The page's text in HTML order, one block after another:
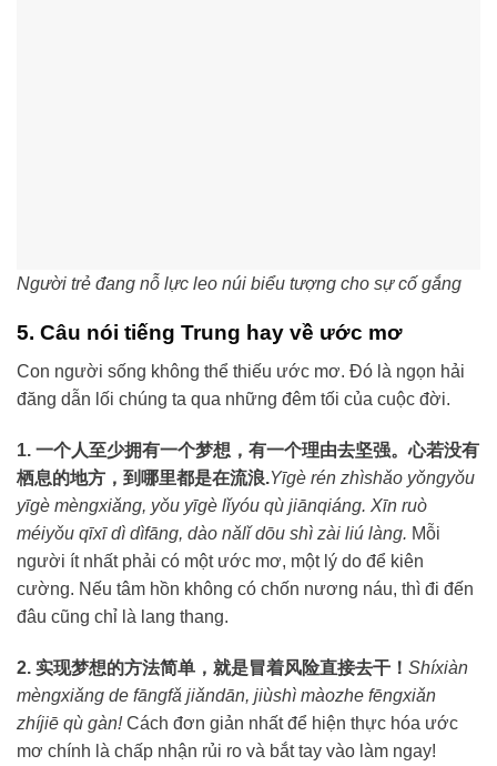
Người trẻ đang nỗ lực leo núi biểu tượng cho sự cố gắng
5. Câu nói tiếng Trung hay về ước mơ
Con người sống không thể thiếu ước mơ. Đó là ngọn hải
đăng dẫn lối chúng ta qua những đêm tối của cuộc đời.
1. 一个人至少拥有一个梦想，有一个理由去坚强。心若没有
栖息的地方，到哪里都是在流浪.Yīgè rén zhìshǎo yǒngyǒu
yīgè mèngxiǎng, yǒu yīgè lǐyóu qù jiānqiáng. Xīn ruò
méiyǒu qīxī dì dìfāng, dào nǎlǐ dōu shì zài liú làng. Mỗi
người ít nhất phải có một ước mơ, một lý do để kiên
cường. Nếu tâm hồn không có chốn nương náu, thì đi đến
đâu cũng chỉ là lang thang.
2. 实现梦想的方法简单，就是冒着风险直接去干！ Shíxiàn
mèngxiǎng de fāngfǎ jiǎndān, jiùshì màozhe fēngxiǎn
zhíjiē qù gàn!Cách đơn giản nhất để hiện thực hóa ước
mơ chính là chấp nhận rủi ro và bắt tay vào làm ngay!